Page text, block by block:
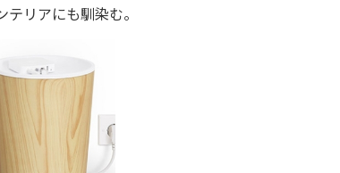
リアにも馴染む。